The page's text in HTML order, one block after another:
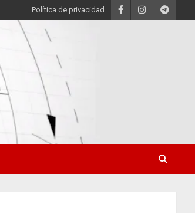
Política de privacidad